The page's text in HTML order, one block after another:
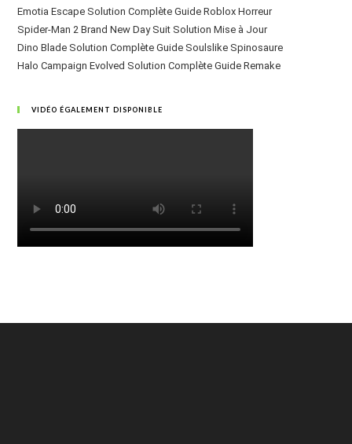
Emotia Escape Solution Complète Guide Roblox Horreur
Spider-Man 2 Brand New Day Suit Solution Mise à Jour
Dino Blade Solution Complète Guide Soulslike Spinosaure
Halo Campaign Evolved Solution Complète Guide Remake
VIDÉO ÉGALEMENT DISPONIBLE